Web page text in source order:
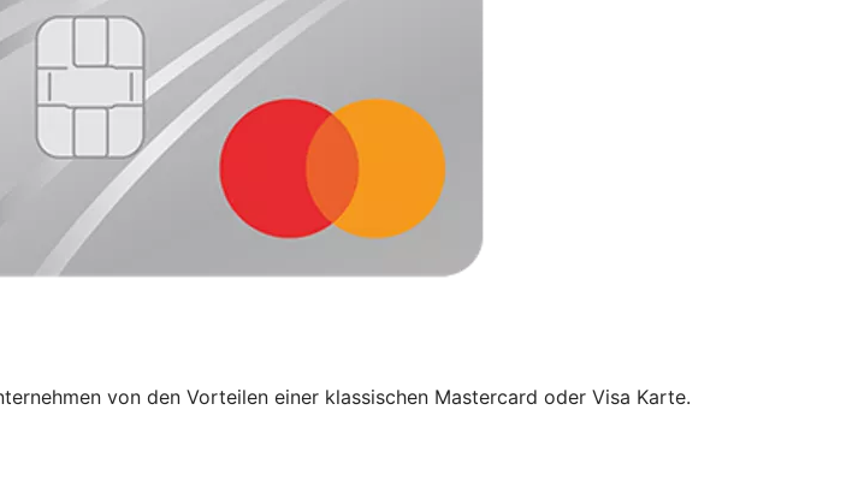
von den Vorteilen einer klassischen Mastercard oder Visa Karte.